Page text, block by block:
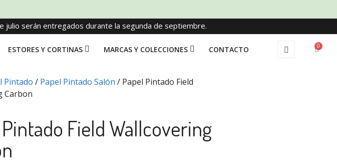
julio serán entregados durante la segunda de septiembre.
ESTORES Y CORTINAS MARCAS Y COLECCIONES CONTACTO 0
Pintado / Papel Pintado Salón / Papel Pintado Field
Carbon
Field Wallcovering